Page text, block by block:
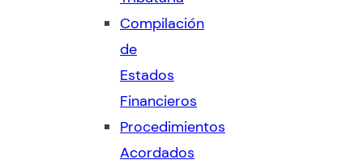
Compilación
de
Estados
Financieros
Procedimientos
Acordados